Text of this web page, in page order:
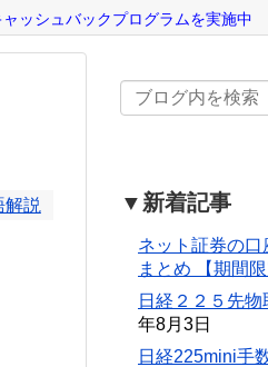
ッシュバックプログラムを実施中
解説 ▼新着記事
ネット証券の
まとめ 【期間限
日経２２５先
年8月3日
日経225mini手